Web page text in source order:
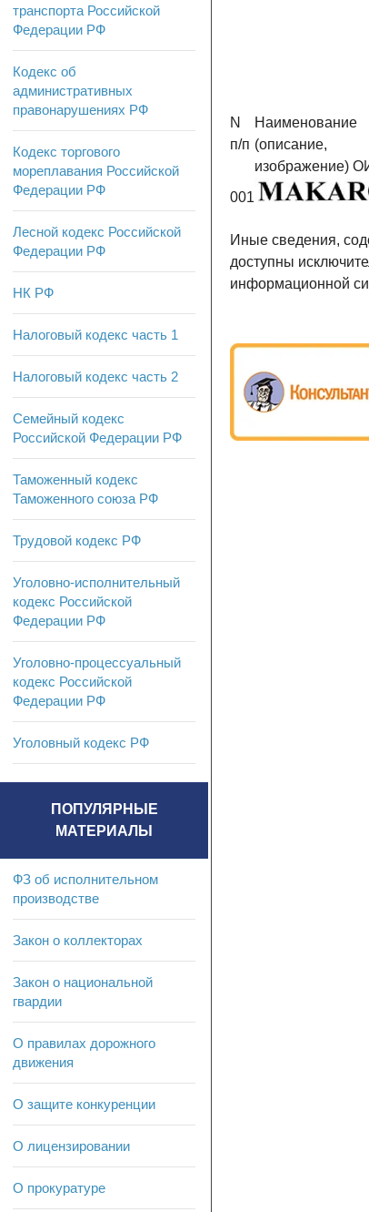
N
п/п
Наименование
(описание,
изображение)
001
Иные сведения,
доступны
информационной
транспорта Российской
Федерации РФ
Кодекс об
административных
правонарушениях РФ
Кодекс торгового
мореплавания Российской
Федерации РФ
Лесной кодекс Российской
Федерации РФ
НК РФ
Налоговый кодекс часть 1
Налоговый кодекс часть 2
Семейный кодекс
Российской Федерации РФ
Таможенный кодекс
Таможенного союза РФ
Трудовой кодекс РФ
Уголовно-исполнительный
кодекс Российской
Федерации РФ
Уголовно-процессуальный
кодекс Российской
Федерации РФ
Уголовный кодекс РФ
ПОПУЛЯРНЫЕ
МАТЕРИАЛЫ
ФЗ об исполнительном
производстве
Закон о коллекторах
Закон о национальной
гвардии
О правилах дорожного
движения
О защите конкуренции
О лицензировании
О прокуратуре